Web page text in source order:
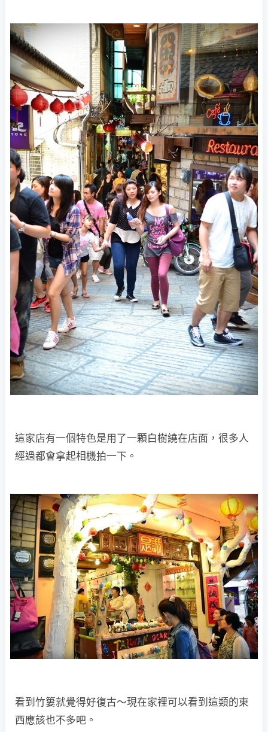
這家店有一個特色是用了一顆白樹繞在店面，很多人
經過都會拿起相機拍一下。
看到竹簍就覺得好復古～現在家裡可以看到這類的東
西應該也不多吧。